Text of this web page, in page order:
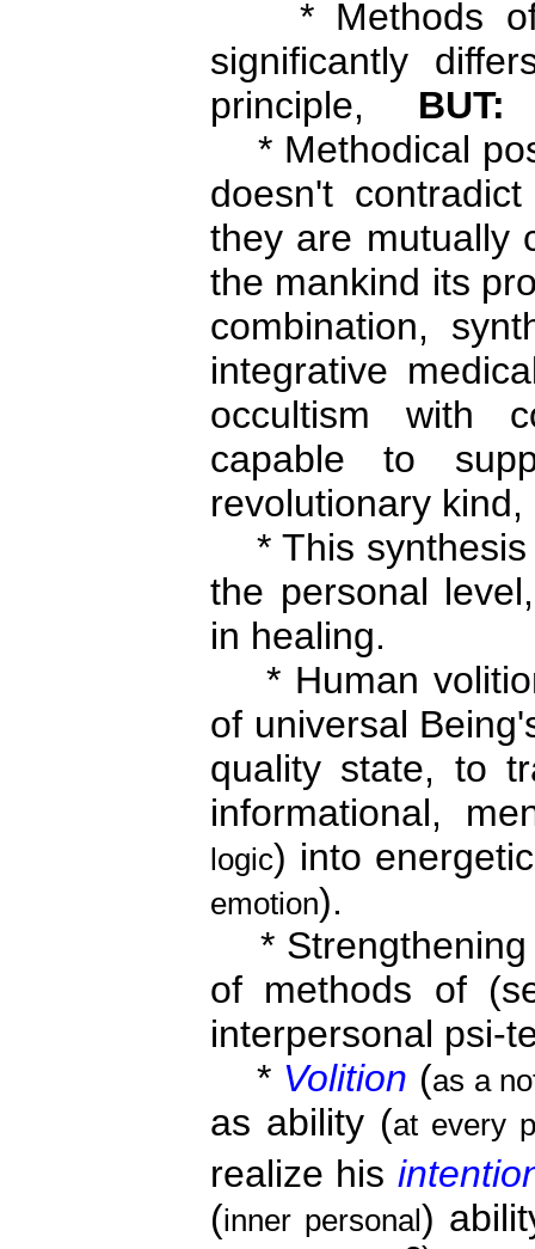
* Methods of
significantly
principle, BUT:
* Methodical
doesn't
they are mutually
the mankind its
combination,
integrative
occultism with
capable to
revolutionary
* This synthesis
the personal
in healing.
* Human
of universal
quality state, to
informational,
logic) into
emotion).
* Strengthening
of methods of
interpersonal psi-
* Volition (as a
as ability (at every
realize his
(inner personal)